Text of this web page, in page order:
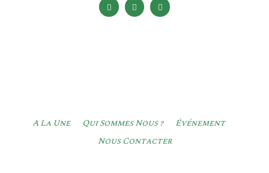
A La Une Qui Sommes Nous ?
Événement
Nous Contacter